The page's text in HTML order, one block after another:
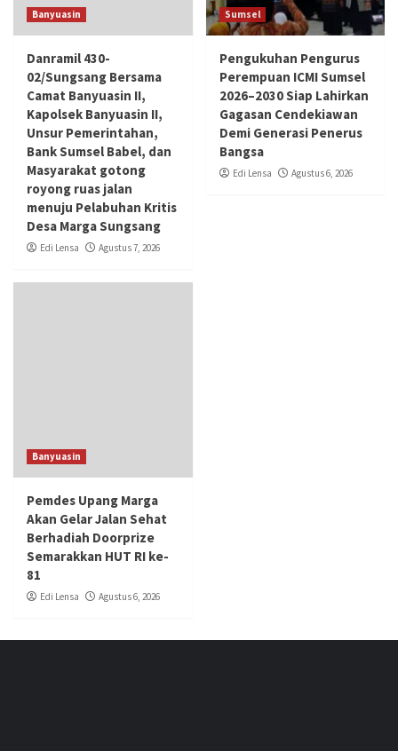
Banyuasin
Danramil 430-
02/Sungsang Bersama
Camat Banyuasin II,
Kapolsek Banyuasin II,
Unsur Pemerintahan,
Bank Sumsel Babel, dan
Masyarakat gotong
royong ruas jalan
menuju Pelabuhan Kritis
Desa Marga Sungsang
Edi Lensa Agustus 7, 2026
Sumsel
Pengukuhan Pengurus
Perempuan ICMI Sumsel
2026–2030 Siap Lahirkan
Gagasan Cendekiawan
Demi Generasi Penerus
Bangsa
Edi Lensa Agustus 6, 2026
Banyuasin
Pemdes Upang Marga
Akan Gelar Jalan Sehat
Berhadiah Doorprize
Semarakkan HUT RI ke-
81
Edi Lensa Agustus 6, 2026